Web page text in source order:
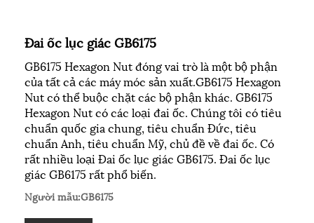
Đai ốc lục giác GB6175
GB6175 Hexagon Nut đóng vai trò là một bộ phận
của tất cả các máy móc sản xuất.GB6175 Hexagon
Nut có thể buộc chặt các bộ phận khác. GB6175
Hexagon Nut có các loại đai ốc. Chúng tôi có tiêu
chuẩn quốc gia chung, tiêu chuẩn Đức, tiêu
chuẩn Anh, tiêu chuẩn Mỹ, chủ đề về đai ốc. Có
rất nhiều loại Đai ốc lục giác GB6175. Đai ốc lục
giác GB6175 rất phổ biến.
Người mẫu:GB6175